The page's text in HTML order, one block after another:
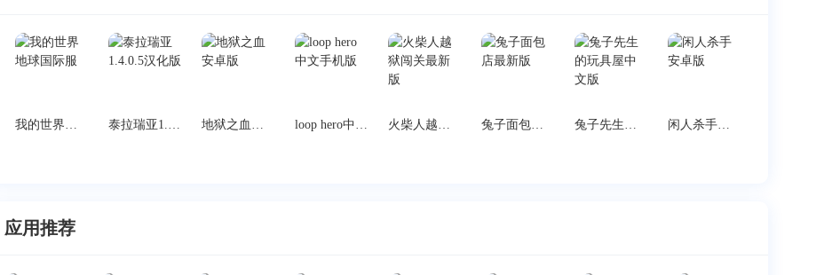
我的世界地球国际服 泰拉瑞亚1.4.0.5汉化版 地狱之血安卓版 loop hero中文手机版 火柴人越狱闯关最新版 兔子面包店最新版 兔子先生的玩具屋中文版 闲人杀手安卓版
应用推荐